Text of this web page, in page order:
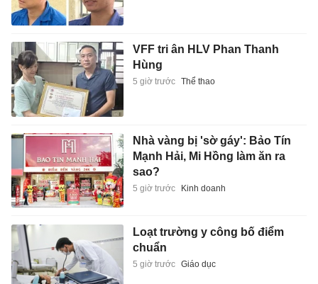
VFF tri ân HLV Phan Thanh
Hùng
5 giờ trước Thể thao
Nhà vàng bị 'sờ gáy': Bảo Tín
Mạnh Hải, Mi Hồng làm ăn ra
sao?
5 giờ trước Kinh doanh
Loạt trường y công bố điểm
chuẩn
5 giờ trước Giáo dục